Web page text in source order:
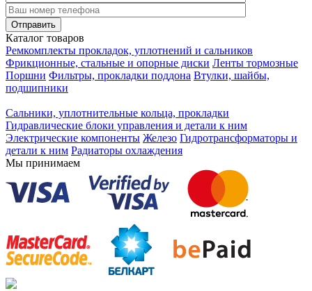
Каталог товаров
Ремкомплекты прокладок, уплотнений и сальников
Фрикционные, стальные и опорные диски Ленты тормозные
Поршни Фильтры, прокладки поддона Втулки, шайбы,
подшипники
Сальники, уплотнительные кольца, прокладки
Гидравлические блоки управления и детали к ним
Электрические компоненты Железо Гидротрансформаторы и
детали к ним Радиаторы охлаждения
Мы принимаем